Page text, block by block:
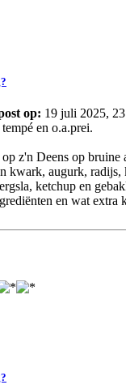
op: 19 juli 2025,
en o.a.prei.
z'n Deens op bruine
kwark, augurk, radijs,
ketchup en
en wat extra